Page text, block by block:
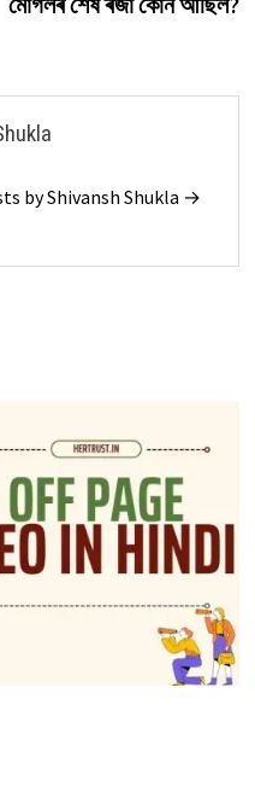
by Shivansh Shukla →